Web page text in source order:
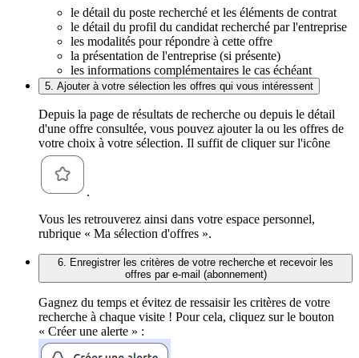
le détail du poste recherché et les éléments de contrat
le détail du profil du candidat recherché par l'entreprise
les modalités pour répondre à cette offre
la présentation de l'entreprise (si présente)
les informations complémentaires le cas échéant
5. Ajouter à votre sélection les offres qui vous intéressent
Depuis la page de résultats de recherche ou depuis le détail
d'une offre consultée, vous pouvez ajouter la ou les offres de
votre choix à votre sélection. Il suffit de cliquer sur l'icône
.
Vous les retrouverez ainsi dans votre espace personnel,
rubrique « Ma sélection d'offres ».
6. Enregistrer les critères de votre recherche et recevoir les
offres par e-mail (abonnement)
Gagnez du temps et évitez de ressaisir les critères de votre
recherche à chaque visite ! Pour cela, cliquez sur le bouton
« Créer une alerte » :